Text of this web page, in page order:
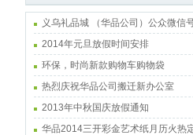
义乌礼品城 （华品公司）公众微信
2014年元旦放假时间安排
环保，时尚新款购物车购物袋
热烈庆祝华品公司搬迁新办公室
2013年中秋国庆放假通知
华品2014三开彩金艺术纸月历火热